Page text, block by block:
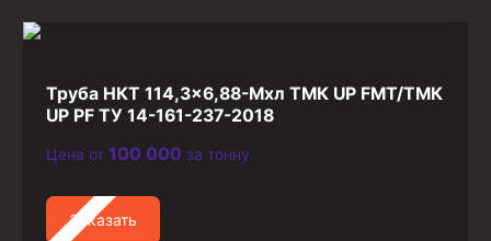
Стропы цепные
Элементы линии обвязки
Труба НКТ 114,3×6,88-Мхл ТМК UP FMT/ТМК
UP PF ТУ 14-161-237-2018
Цена от 100 000 за тонну
Заказать